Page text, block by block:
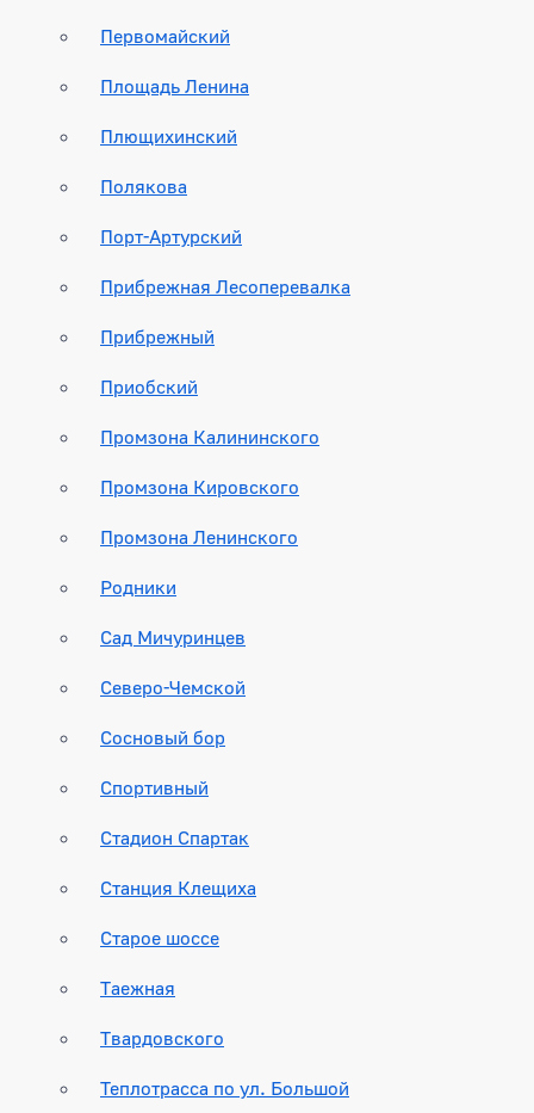
Первомайский
Площадь Ленина
Плющихинский
Полякова
Порт-Артурский
Прибрежная Лесоперевалка
Прибрежный
Приобский
Промзона Калининского
Промзона Кировского
Промзона Ленинского
Родники
Сад Мичуринцев
Северо-Чемской
Сосновый бор
Спортивный
Стадион Спартак
Станция Клещиха
Старое шоссе
Таежная
Твардовского
Теплотрасса по ул. Большой